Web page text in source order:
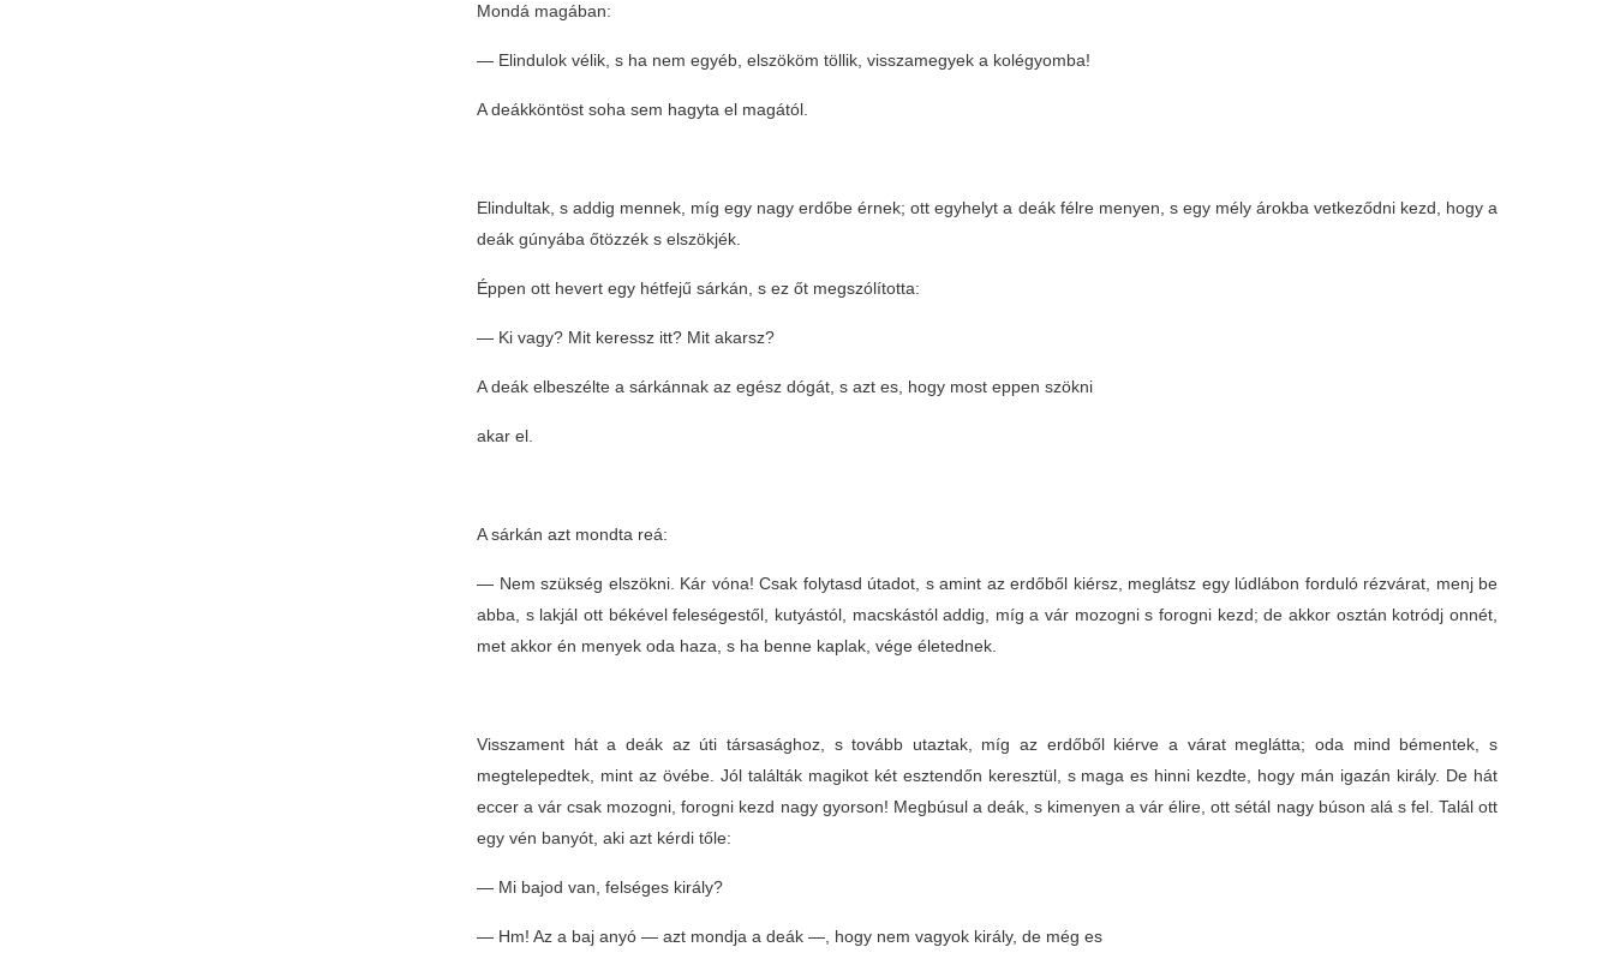
Mondá magában:
— Elindulok vélik, s ha nem egyéb, elszököm töllik, visszamegyek a kolégyomba!
A deákköntöst soha sem hagyta el magától.
Elindultak, s addig mennek, míg egy nagy erdőbe érnek; ott egyhelyt a deák félre menyen, s egy mély árokba vetkeződni kezd, hogy a
deák gúnyába őtözzék s elszökjék.
Éppen ott hevert egy hétfejű sárkán, s ez őt megszólította:
— Ki vagy? Mit keressz itt? Mit akarsz?
A deák elbeszélte a sárkánnak az egész dógát, s azt es, hogy most eppen szökni
akar el.
A sárkán azt mondta reá:
— Nem szükség elszökni. Kár vóna! Csak folytasd útadot, s amint az erdőből kiérsz, meglátsz egy lúdlábon forduló rézvárat, menj be
abba, s lakjál ott békével feleségestől, kutyástól, macskástól addig, míg a vár mozogni s forogni kezd; de akkor osztán kotródj onnét,
met akkor én menyek oda haza, s ha benne kaplak, vége életednek.
Visszament hát a deák az úti társasághoz, s tovább utaztak, míg az erdőből kiérve a várat meglátta; oda mind bémentek, s
megtelepedtek, mint az övébe. Jól találták magikot két esztendőn keresztül, s maga es hinni kezdte, hogy mán igazán király. De hát
eccer a vár csak mozogni, forogni kezd nagy gyorson! Megbúsul a deák, s kimenyen a vár élire, ott sétál nagy búson alá s fel. Talál ott
egy vén banyót, aki azt kérdi tőle:
— Mi bajod van, felséges király?
— Hm! Az a baj anyó — azt mondja a deák —, hogy nem vagyok király, de még es